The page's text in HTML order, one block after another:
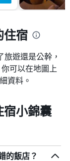
宿
遊還是公幹，
可以在地圖上
資料。
小錦囊
的飯店？